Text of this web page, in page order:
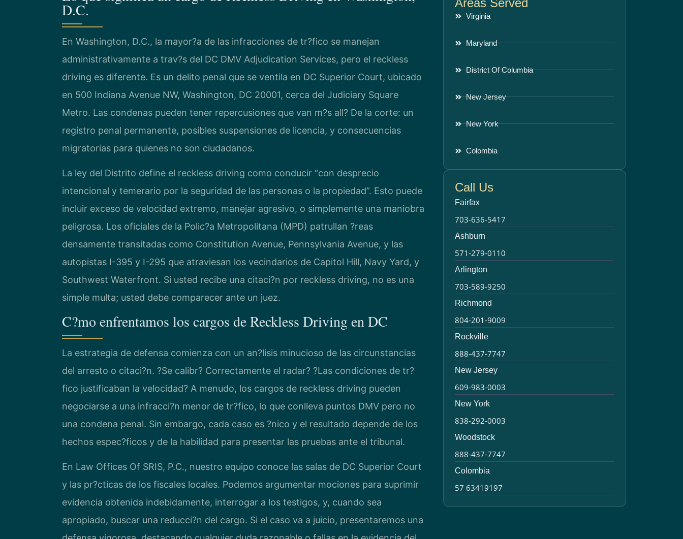
D.C.
En Washington, D.C., la mayor?a de las infracciones de tr?fico se manejan
administrativamente a trav?s del DC DMV Adjudication Services, pero el reckless
driving es diferente. Es un delito penal que se ventila en DC Superior Court, ubicado
en 500 Indiana Avenue NW, Washington, DC 20001, cerca del Judiciary Square
Metro. Las condenas pueden tener repercusiones que van m?s all? De la corte: un
registro penal permanente, posibles suspensiones de licencia, y consecuencias
migratorias para quienes no son ciudadanos.
La ley del Distrito define el reckless driving como conducir “con desprecio
intencional y temerario por la seguridad de las personas o la propiedad”. Esto puede
incluir exceso de velocidad extremo, manejar agresivo, o simplemente una maniobra
peligrosa. Los oficiales de la Polic?a Metropolitana (MPD) patrullan ?reas
densamente transitadas como Constitution Avenue, Pennsylvania Avenue, y las
autopistas I-395 y I-295 que atraviesan los vecindarios de Capitol Hill, Navy Yard, y
Southwest Waterfront. Si usted recibe una citaci?n por reckless driving, no es una
simple multa; usted debe comparecer ante un juez.
C?mo enfrentamos los cargos de Reckless Driving en DC
La estrategia de defensa comienza con un an?lisis minucioso de las circunstancias
del arresto o citaci?n. ?Se calibr? Correctamente el radar? ?Las condiciones de tr?
fico justificaban la velocidad? A menudo, los cargos de reckless driving pueden
negociarse a una infracci?n menor de tr?fico, lo que conlleva puntos DMV pero no
una condena penal. Sin embargo, cada caso es ?nico y el resultado depende de los
hechos espec?ficos y de la habilidad para presentar las pruebas ante el tribunal.
En Law Offices Of SRIS, P.C., nuestro equipo conoce las salas de DC Superior Court
y las pr?cticas de los fiscales locales. Podemos argumentar mociones para suprimir
evidencia obtenida indebidamente, interrogar a los testigos, y, cuando sea
apropiado, buscar una reducci?n del cargo. Si el caso va a juicio, presentaremos una
Virginia
Maryland
District Of Columbia
New Jersey
New York
Colombia
Call Us
Fairfax
703-636-5417
Ashburn
571-279-0110
Arlington
703-589-9250
Richmond
804-201-9009
Rockville
888-437-7747
New Jersey
609-983-0003
New York
838-292-0003
Woodstock
888-437-7747
Colombia
57 63419197